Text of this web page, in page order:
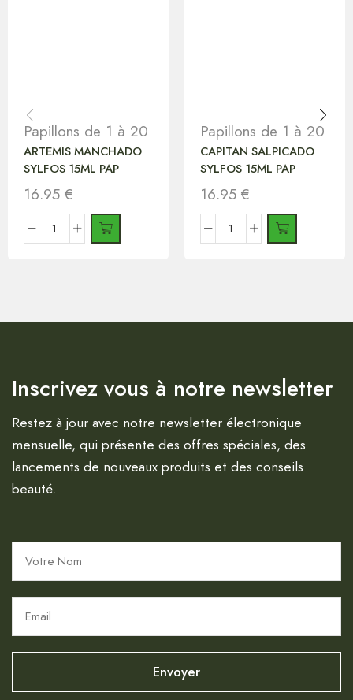
Papillons de 1 à 20
ARTEMIS MANCHADO
SYLFOS 15ML PAP
16.95 €
Papillons de 1 à 20
CAPITAN SALPICADO
SYLFOS 15ML PAP
16.95 €
Inscrivez vous à notre newsletter
Restez à jour avec notre newsletter électronique
mensuelle, qui présente des offres spéciales, des
lancements de nouveaux produits et des conseils
beauté.